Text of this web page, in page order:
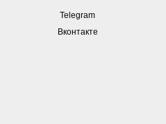
Telegram
Вконтакте